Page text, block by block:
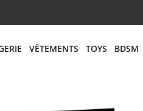
VÊTEMENTS TOYS BDSM
AU MOINS 3 CARACTÈRES POUR LANCER